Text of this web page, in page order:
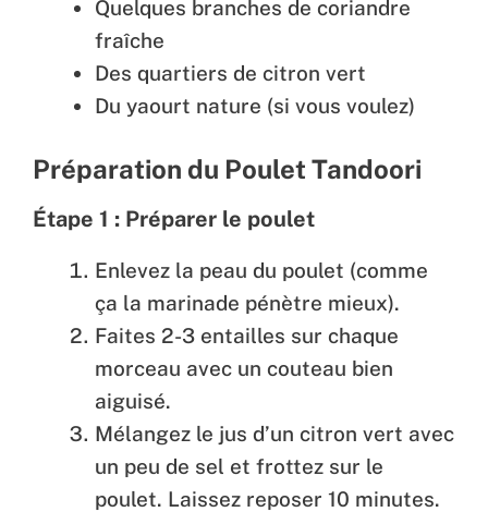
Quelques branches de coriandre
fraîche
Des quartiers de citron vert
Du yaourt nature (si vous voulez)
Préparation du Poulet Tandoori
Étape 1 : Préparer le poulet
Enlevez la peau du poulet (comme
ça la marinade pénètre mieux).
Faites 2-3 entailles sur chaque
morceau avec un couteau bien
aiguisé.
Mélangez le jus d’un citron vert avec
un peu de sel et frottez sur le
poulet. Laissez reposer 10 minutes.